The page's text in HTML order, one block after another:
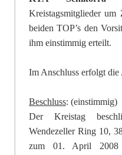
Kreistagsmitglieder um
beiden TOP’s den
ihm einstimmig erteilt.
Im Anschluss erfolgt
Beschluss: (einstimmig)
Der Kreistag
Wendezeller Ring 10,
zum 01. April